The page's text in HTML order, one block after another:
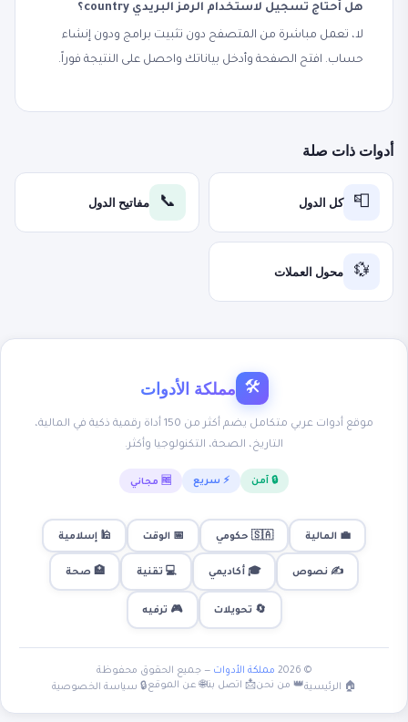
هل أحتاج تسجيل لاستخدام الرمز البريدي country؟
لا، تعمل مباشرة من المتصفح دون تثبيت برامج ودون إنشاء
حساب. افتح الصفحة وأدخل بياناتك واحصل على النتيجة فوراً.
أدوات ذات صلة
📮 كل الدول 📞 مفاتيح الدول
💱 محول العملات
🛠 مملكة الأدوات
موقع أدوات عربي متكامل يضم أكثر من 150 أداة رقمية ذكية في المالية،
التاريخ، الصحة، التكنولوجيا وأكثر.
🔒 آمن ⚡ سريع 🆓 مجاني
💼 المالية 🇸🇦 حكومي 📅 الوقت 🕌 إسلامية
✍️ نصوص 🎓 أكاديمي 💻 تقنية 🏥 صحة
🔄 تحويلات 🎮 ترفيه
© 2026 مملكة الأدوات — جميع الحقوق محفوظة
🏠 الرئيسية👑 من نحن📩 اتصل بنا🌐 عن الموقع🔒 سياسة الخصوصية